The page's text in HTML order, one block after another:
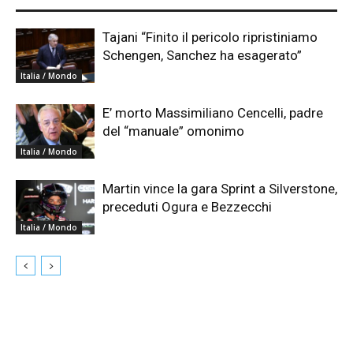
Italia / Mondo
Tajani “Finito il pericolo ripristiniamo
Schengen, Sanchez ha esagerato”
Italia / Mondo
E’ morto Massimiliano Cencelli, padre
del “manuale” omonimo
Italia / Mondo
Martin vince la gara Sprint a Silverstone,
preceduti Ogura e Bezzecchi